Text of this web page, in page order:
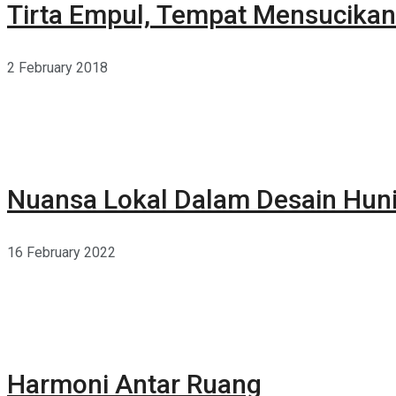
Tirta Empul, Tempat
2 February 2018
Nuansa Lokal Dalam Desain
16 February 2022
Harmoni Antar Ruang